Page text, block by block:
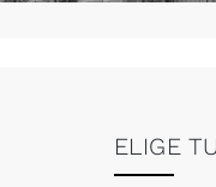
ELIGE